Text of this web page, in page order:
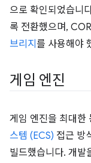
으로 확인되었습니
록 전환했으며,
브리지 를 사용해야
게임 엔진
게임 엔진을 최대한
스템 (ECS) 접근 방
빌드했습니다. 개발